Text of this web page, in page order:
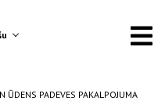
ŪDENS PADEVES PAKALPOJUMA